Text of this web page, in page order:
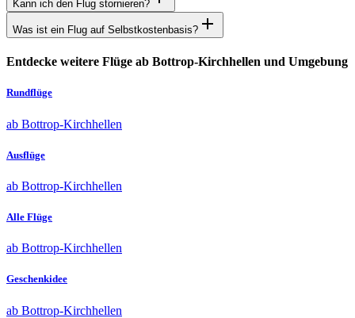
Kann ich den Flug stornieren?
Was ist ein Flug auf Selbstkostenbasis?
Entdecke weitere Flüge ab Bottrop-Kirchhellen und Umgebung
Rundflüge
ab Bottrop-Kirchhellen
Ausflüge
ab Bottrop-Kirchhellen
Alle Flüge
ab Bottrop-Kirchhellen
Geschenkidee
ab Bottrop-Kirchhellen